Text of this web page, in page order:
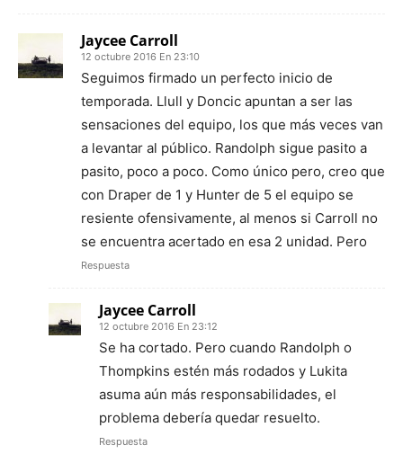
Jaycee Carroll
12 octubre 2016 En 23:10
Seguimos firmado un perfecto inicio de
temporada. Llull y Doncic apuntan a ser las
sensaciones del equipo, los que más veces van
a levantar al público. Randolph sigue pasito a
pasito, poco a poco. Como único pero, creo que
con Draper de 1 y Hunter de 5 el equipo se
resiente ofensivamente, al menos si Carroll no
se encuentra acertado en esa 2 unidad. Pero
Respuesta
Jaycee Carroll
12 octubre 2016 En 23:12
Se ha cortado. Pero cuando Randolph o
Thompkins estén más rodados y Lukita
asuma aún más responsabilidades, el
problema debería quedar resuelto.
Respuesta